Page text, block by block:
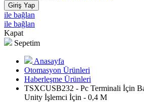
Giriş Yap
ile bağlan
ile bağlan
Kapat
Sepetim
Anasayfa
Otomasyon Ürünleri
Haberleşme Ürünleri
TSXCUSB232 - Pc Terminali İçin
Unity İşlemci İçin - 0,4 M